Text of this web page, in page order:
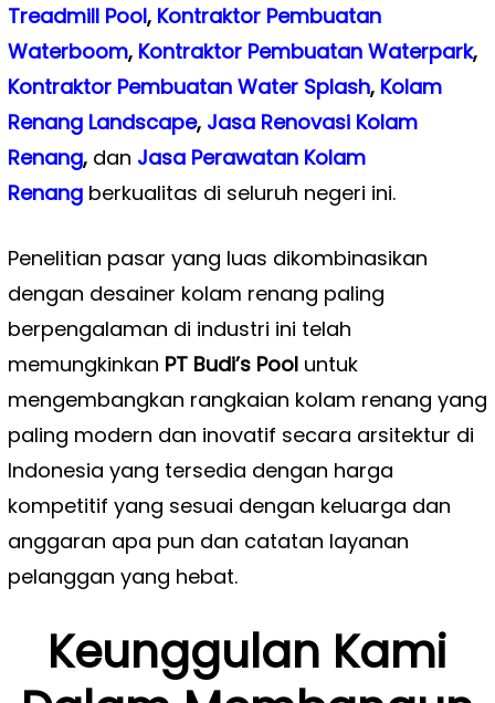
Treadmill Pool, Kontraktor Pembuatan
Waterboom, Kontraktor Pembuatan Waterpark,
Kontraktor Pembuatan Water Splash, Kolam
Renang Landscape, Jasa Renovasi Kolam
Renang, dan Jasa Perawatan Kolam
Renangberkualitas di seluruh negeri ini.
Penelitian pasar yang luas dikombinasikan
dengan desainer kolam renang paling
berpengalaman di industri ini telah
memungkinkan PT Budi’s Pooluntuk
mengembangkan rangkaian kolam renang yang
paling modern dan inovatif secara arsitektur di
Indonesia yang tersedia dengan harga
kompetitif yang sesuai dengan keluarga dan
anggaran apa pun dan catatan layanan
pelanggan yang hebat.
Keunggulan Kami